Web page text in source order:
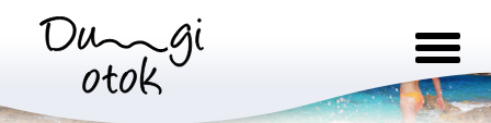
Preskoči na sadržaj